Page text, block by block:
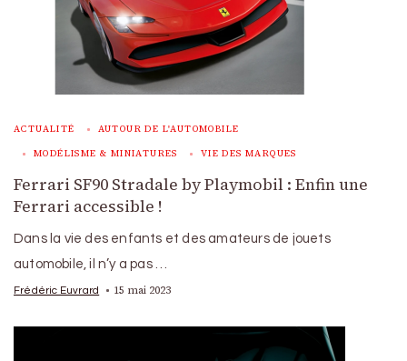
ACTUALITÉ AUTOUR DE L'AUTOMOBILE
MODÉLISME & MINIATURES VIE DES MARQUES
Ferrari SF90 Stradale by Playmobil : Enfin une
Ferrari accessible !
Dans la vie des enfants et des amateurs de jouets
automobile, il n’y a pas …
Frédéric Euvrard 15 mai 2023